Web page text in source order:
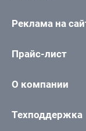
Реклама на
Прайс-лист
О компании
Техподдержка